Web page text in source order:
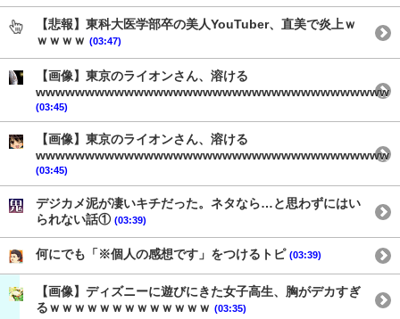
【悲報】東科大医学部卒の美人YouTuber、直美で炎上ｗ
ｗｗｗｗ (03:47)
【画像】東京のライオンさん、溶ける
wwwwwwwwwwwwwwwwwwwwwwwwwwwwwwwwwwww
(03:45)
【画像】東京のライオンさん、溶ける
wwwwwwwwwwwwwwwwwwwwwwwwwwwwwwwwwwww
(03:45)
デジカメ泥が凄いキチだった。ネタなら…と思わずにはい
られない話① (03:39)
何にでも「※個人の感想です」をつけるトピ (03:39)
【画像】ディズニーに遊びにきた女子高生、胸がデカすぎ
るｗｗｗｗｗｗｗｗｗｗｗｗｗ (03:35)